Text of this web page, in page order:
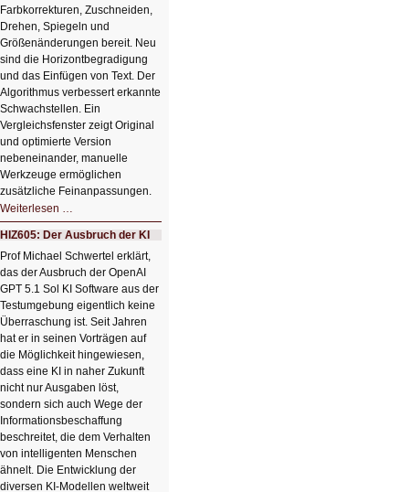
Farbkorrekturen, Zuschneiden,
Drehen, Spiegeln und
Größenänderungen bereit. Neu
sind die Horizontbegradigung
und das Einfügen von Text. Der
Algorithmus verbessert erkannte
Schwachstellen. Ein
Vergleichsfenster zeigt Original
und optimierte Version
nebeneinander, manuelle
Werkzeuge ermöglichen
zusätzliche Feinanpassungen.
Weiterlesen …
Bildverschönerung
mit
einem
Klick
HIZ606:
Bildverschönerung
mit
einem
Klick
HIZ605: Der Ausbruch der KI
Prof Michael Schwertel erklärt,
das der Ausbruch der OpenAI
GPT 5.1 Sol KI Software aus der
Testumgebung eigentlich keine
Überraschung ist. Seit Jahren
hat er in seinen Vorträgen auf
die Möglichkeit hingewiesen,
dass eine KI in naher Zukunft
nicht nur Ausgaben löst,
sondern sich auch Wege der
Informationsbeschaffung
beschreitet, die dem Verhalten
von intelligenten Menschen
ähnelt. Die Entwicklung der
diversen KI-Modellen weltweit